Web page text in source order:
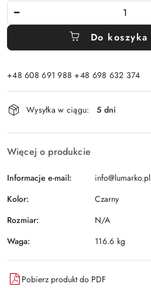
Do koszyka
+48 608 691 988 +48 698 632 374
Dostępność
i
dostawa
Wysyłka w ciągu: 5 dni
Więcej o produkcie
Informacje e-mail:
info@lumarko.pl
Kolor:
Czarny
Rozmiar:
N/A
Waga:
116.6 kg
Pobierz produkt do PDF